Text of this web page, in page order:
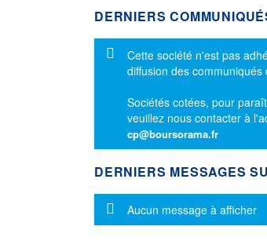
DERNIERS
Message d'information
Cette société n'est pas
diffusion des
Sociétés cotées, pour
veuillez nous contacter à
cp@boursorama.fr
DERNIERS MESSAGES
Message d'information
Aucun message à afficher